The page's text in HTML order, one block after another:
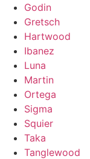
Godin
Gretsch
Hartwood
Ibanez
Luna
Martin
Ortega
Sigma
Squier
Taka
Tanglewood